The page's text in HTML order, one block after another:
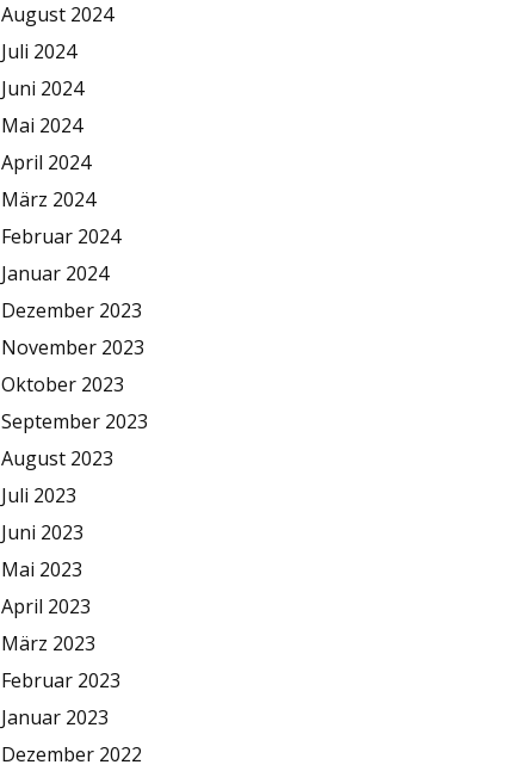
August 2024
Juli 2024
Juni 2024
Mai 2024
April 2024
März 2024
Februar 2024
Januar 2024
Dezember 2023
November 2023
Oktober 2023
September 2023
August 2023
Juli 2023
Juni 2023
Mai 2023
April 2023
März 2023
Februar 2023
Januar 2023
Dezember 2022